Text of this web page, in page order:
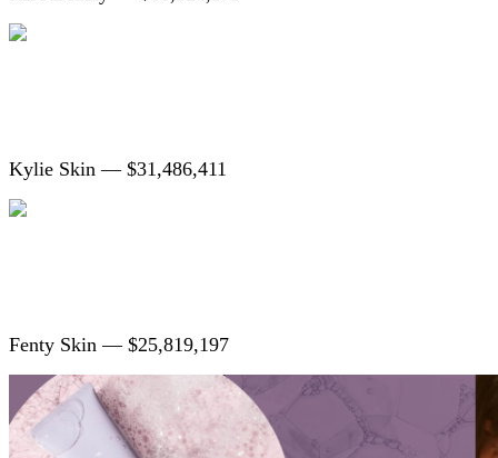
Kylie Skin — $31,486,411
Fenty Skin — $25,819,197